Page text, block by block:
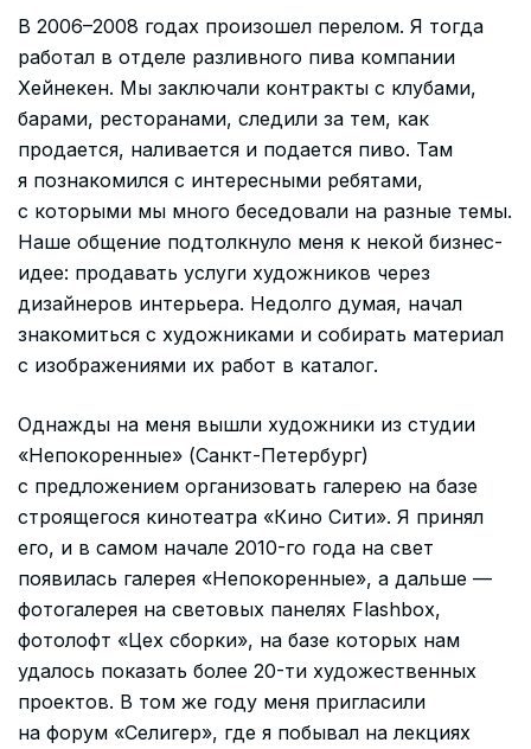
В 2006–2008 годах произошел перелом. Я тогда
работал в отделе разливного пива компании
Хейнекен. Мы заключали контракты с клубами,
барами, ресторанами, следили за тем, как
продается, наливается и подается пиво. Там
я познакомился с интересными ребятами,
с которыми мы много беседовали на разные темы.
Наше общение подтолкнуло меня к некой бизнес-
идее: продавать услуги художников через
дизайнеров интерьера. Недолго думая, начал
знакомиться с художниками и собирать материал
с изображениями их работ в каталог.
Однажды на меня вышли художники из студии
«Непокоренные» (Санкт-Петербург)
с предложением организовать галерею на базе
строящегося кинотеатра «Кино Сити». Я принял
его, и в самом начале 2010-го года на свет
появилась галерея «Непокоренные», а дальше —
фотогалерея на световых панелях Flashbox,
фотолофт «Цех сборки», на базе которых нам
удалось показать более 20-ти художественных
проектов. В том же году меня пригласили
на форум «Селигер», где я побывал на лекциях